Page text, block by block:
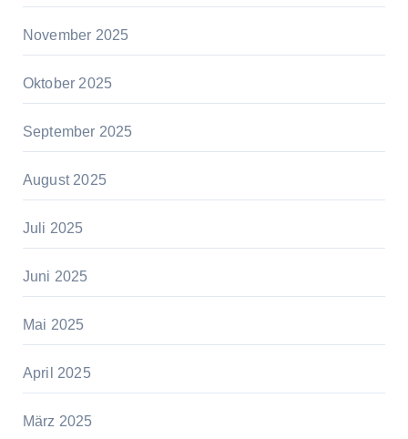
November 2025
Oktober 2025
September 2025
August 2025
Juli 2025
Juni 2025
Mai 2025
April 2025
März 2025